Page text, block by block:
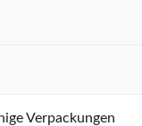
Verpackungen